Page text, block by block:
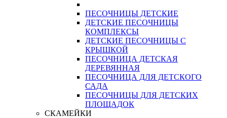
ПЕСОЧНИЦЫ ДЕТСКИЕ
ДЕТСКИЕ ПЕСОЧНИЦЫ
КОМПЛЕКСЫ
ДЕТСКИЕ ПЕСОЧНИЦЫ С
КРЫШКОЙ
ПЕСОЧНИЦА ДЕТСКАЯ
ДЕРЕВЯННАЯ
ПЕСОЧНИЦА ДЛЯ ДЕТСКОГО
САДА
ПЕСОЧНИЦЫ ДЛЯ ДЕТСКИХ
ПЛОЩАДОК
СКАМЕЙКИ